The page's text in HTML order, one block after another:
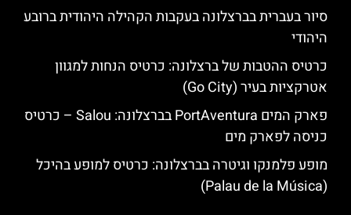
סיור בעברית בברצלונה בעקבות הקהילה היהודית ברובע
היהודי
כרטיס ההטבות של ברצלונה: כרטיס הנחות למגוון
אטרקציות בעיר (Go City)
פארק המים PortAventura בברצלונה: Salou – כרטיס
כניסה לפארק מים
מופע פלמנקו וגיטרה בברצלונה: כרטיס למופע בהיכל
(Palau de la Música)